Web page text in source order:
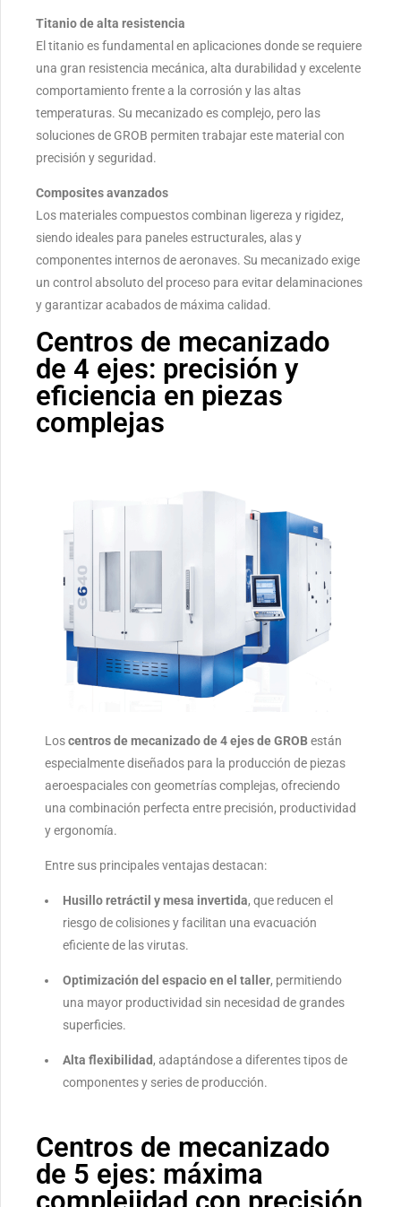
Titanio de alta resistencia
El titanio es fundamental en aplicaciones donde se requiere
una gran resistencia mecánica, alta durabilidad y excelente
comportamiento frente a la corrosión y las altas
temperaturas. Su mecanizado es complejo, pero las
soluciones de GROB permiten trabajar este material con
precisión y seguridad.
Composites avanzados
Los materiales compuestos combinan ligereza y rigidez,
siendo ideales para paneles estructurales, alas y
componentes internos de aeronaves. Su mecanizado exige
un control absoluto del proceso para evitar delaminaciones
y garantizar acabados de máxima calidad.
Centros de mecanizado
de 4 ejes: precisión y
eficiencia en piezas
complejas
Loscentros de mecanizado de 4 ejes de GROBestán
especialmente diseñados para la producción de piezas
aeroespaciales con geometrías complejas, ofreciendo
una combinación perfecta entre precisión, productividad
y ergonomía.
Entre sus principales ventajas destacan:
Husillo retráctil y mesa invertida, que reducen el
riesgo de colisiones y facilitan una evacuación
eficiente de las virutas.
Optimización del espacio en el taller, permitiendo
una mayor productividad sin necesidad de grandes
superficies.
Alta flexibilidad, adaptándose a diferentes tipos de
componentes y series de producción.
Centros de mecanizado
de 5 ejes: máxima